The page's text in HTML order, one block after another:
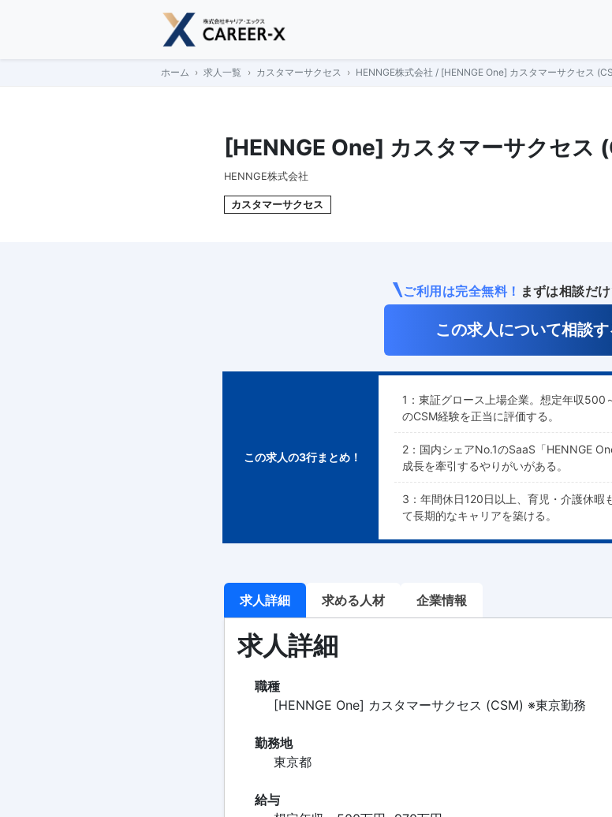
ホーム 求人一覧 カスタマーサクセス HENNGE株式会社 / [HENNGE One] カスタマーサクセス
[HENNGE One] カスタマーサクセス
HENNGE株式会社
カスタマーサクセス
ご利用は完全無料！ まずは相談だ
この求人について相談す
この求人の3行まとめ！
1：東証グロース上場企業。想定年収500
のCSM経験を正当に評価する。
2：国内シェアNo.1のSaaS「HENNGE
成長を牽引するやりがいがある。
3：年間休日120日以上、育児・介護休暇
て長期的なキャリアを築ける。
求人詳細 求める人材 企業情報
求人詳細
職種
[HENNGE One] カスタマーサクセス (CSM) ※東京勤務
勤務地
東京都
給与